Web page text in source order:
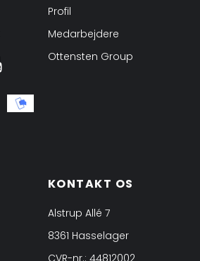
Profil
Medarbejdere
Ottensten Group
KONTAKT OS
Alstrup Allé 7
8361 Hasselager
CVR-nr.: 44812002